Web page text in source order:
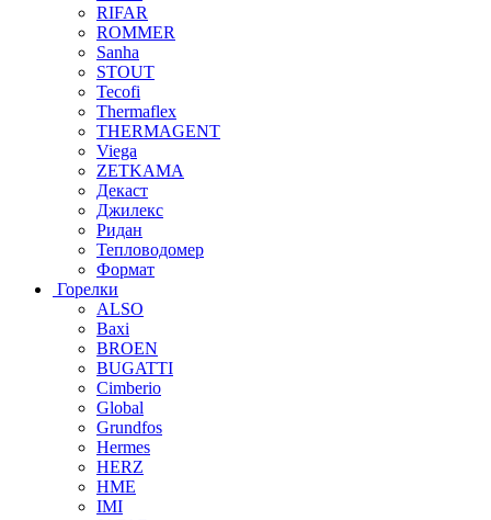
RIFAR
ROMMER
Sanha
STOUT
Tecofi
Thermaflex
THERMAGENT
Viega
ZETKAMA
Декаст
Джилекс
Ридан
Тепловодомер
Формат
Горелки
ALSO
Baxi
BROEN
BUGATTI
Cimberio
Global
Grundfos
Hermes
HERZ
HME
IMI